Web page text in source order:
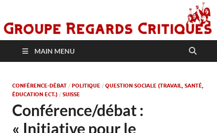
MAIN MENU
CONFÉRENCE-DÉBAT / POLITIQUE / QUESTION SOCIALE (TRAVAIL, SANTÉ,
ÉDUCATION ECT.) / SUISSE
Conférence/débat :
« Initiative pour le